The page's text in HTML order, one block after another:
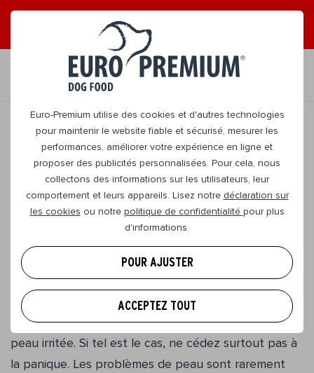
Euro-Premium utilise des cookies et d'autres technologies
pour maintenir le website fiable et sécurisé, mesurer les
performances, améliorer votre expérience en ligne et
proposer des publicités personnalisées. Pour cela, nous
collectons des informations sur les utilisateurs, leur
comportement et leurs appareils. Lisez notre déclaration sur
les cookies ou notre politique de confidentialité pour plus
d'informations.
POUR AJUSTER
ACCEPTEZ TOUT
LISEZ NOS MAGAZINES EN LIGNE GRATUITS !
FR
RETOURNER
Votre chien a des problèmes de peau ?
Voici comment le soulager
Que votre chien ait le poil fin, épais, court ou long,
sans doute aimez-vous le caresser et y passer vos
doigts. Une petite séance de câlins durant laquelle
vous constaterez peut-être que votre animal a la
peau irritée. Si tel est le cas, ne cédez surtout pas à
la panique. Les problèmes de peau sont rarement